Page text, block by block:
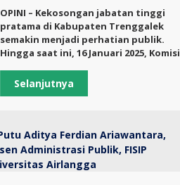
OPINI – Kekosongan jabatan tinggi
pratama di Kabupaten Trenggalek
semakin menjadi perhatian publik.
Hingga saat ini, 16 Januari 2025, Komisi
Selanjutnya